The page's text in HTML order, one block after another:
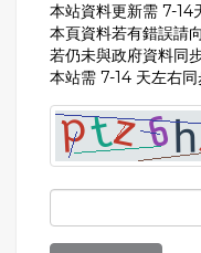
本站資料更新需 7-14
本頁資料若有錯誤請
若仍未與政府資料同
本站需 7-14 天左右同